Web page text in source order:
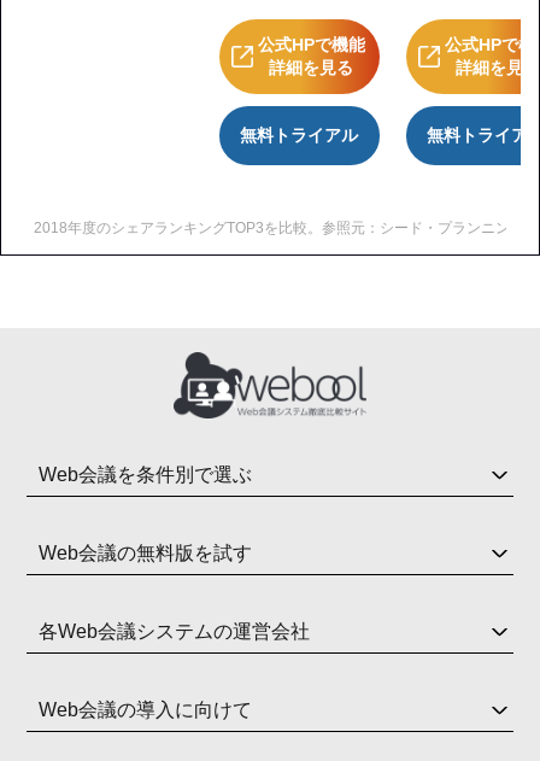
公式HPで機能
詳細を見る
無料トライアル
公式HPで機
詳細を見る
無料トライア
2018年度のシェアランキングTOP3を比較。参照元：シード・プランニン
Web会議を条件別で選ぶ
Web会議の無料版を試す
各Web会議システムの運営会社
Web会議の導入に向けて